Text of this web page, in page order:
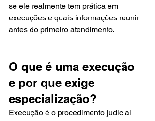
se ele realmente tem prática em
execuções e quais informações reunir
antes do primeiro atendimento.
O que é uma execução
e por que exige
especialização?
Execução é o procedimento judicial